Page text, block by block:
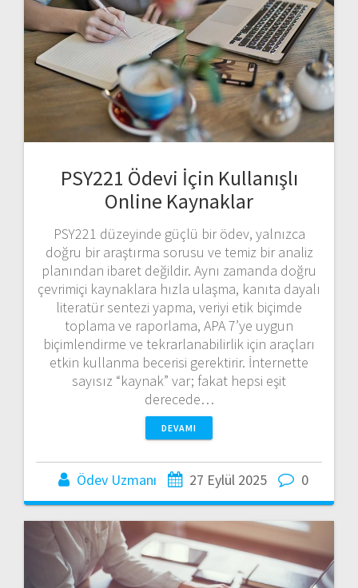
PSY221 Ödevi İçin Kullanışlı
Online Kaynaklar
PSY221 düzeyinde güçlü bir ödev, yalnızca
doğru bir araştırma sorusu ve temiz bir analiz
planından ibaret değildir. Aynı zamanda doğru
çevrimiçi kaynaklara hızla ulaşma, kanıta dayalı
literatür sentezi yapma, veriyi etik biçimde
toplama ve raporlama, APA 7’ye uygun
biçimlendirme ve tekrarlanabilirlik için araçları
etkin kullanma becerisi gerektirir. İnternette
sayısız “kaynak” var; fakat hepsi eşit
derecede…
DEVAMI
Ödev Uzmanı 27 Eylül 2025 0